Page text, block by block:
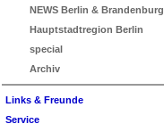
NEWS Berlin & Brandenburg
Hauptstadtregion Berlin
special
Archiv
Links & Freunde
Service